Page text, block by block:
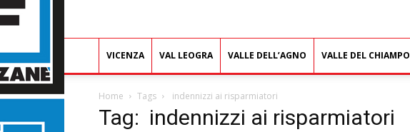
VICENZA VAL LEOGRA VALLE DELL’AGNO VALLE DEL CHIAMPO
Home Tags indennizzi ai risparmiatori
Tag: indennizzi ai risparmiatori